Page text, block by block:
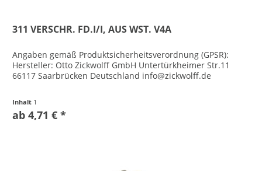
311 VERSCHR. FD.I/I, AUS WST. V4A
Angaben gemäß Produktsicherheitsverordnung (GPSR):
Hersteller: Otto Zickwolff GmbH Untertürkheimer Str.11
66117 Saarbrücken Deutschland info@zickwolff.de
Inhalt 1
ab 4,71 € *